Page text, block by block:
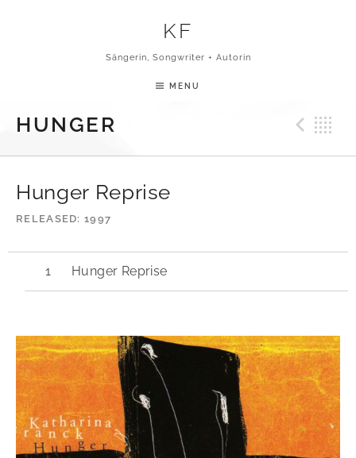
KF
Sängerin, Songwriter + Autorin
MENU
HUNGER
Hunger Reprise
RELEASED 1997
Hunger Reprise